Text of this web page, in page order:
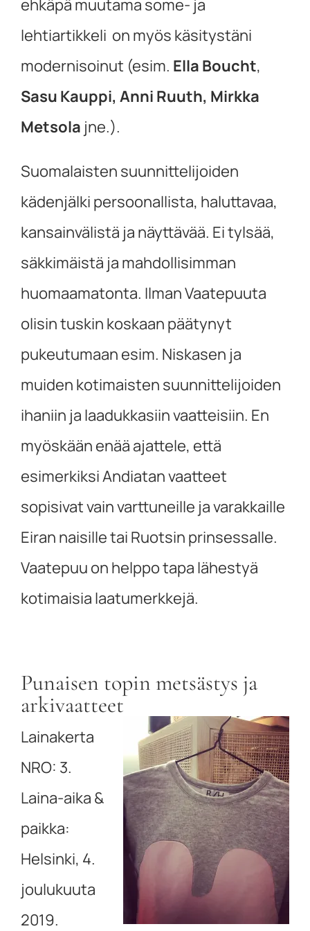
ehkäpä muutama some- ja
lehtiartikkeli on myös käsitystäni
modernisoinut (esim. Ella Boucht,
Sasu Kauppi, Anni Ruuth, Mirkka
Metsola jne.).
Suomalaisten suunnittelijoiden
kädenjälki persoonallista, haluttavaa,
kansainvälistä ja näyttävää. Ei tylsää,
säkkimäistä ja mahdollisimman
huomaamatonta. Ilman Vaatepuuta
olisin tuskin koskaan päätynyt
pukeutumaan esim. Niskasen ja
muiden kotimaisten suunnittelijoiden
ihaniin ja laadukkasiin vaatteisiin. En
myöskään enää ajattele, että
esimerkiksi Andiatan vaatteet
sopisivat vain varttuneille ja varakkaille
Eiran naisille tai Ruotsin prinsessalle.
Vaatepuu on helppo tapa lähestyä
kotimaisia laatumerkkejä.
Punaisen topin metsästys ja
arkivaatteet
Lainakerta
NRO: 3.
Laina-aika &
paikka:
Helsinki, 4.
joulukuuta
2019.